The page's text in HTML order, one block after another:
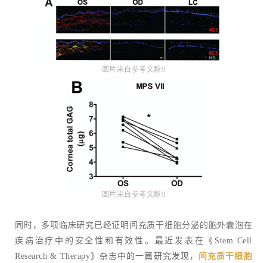
图片来自参考文献9
图片来自参考文献9
同时，多项临床研究已经证明间充质干细胞分泌的胞外囊泡在
疾病治疗中的安全性和有效性。最近发表在《Stem Cell
Research & Therapy》杂志中的一篇研究发现， 间充质干细胞